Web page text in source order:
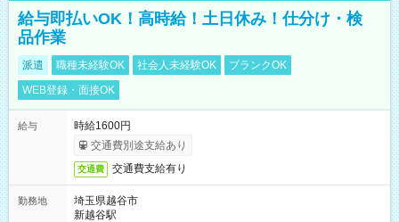
給与即払いOK！高時給！土日休み！仕分け・検
品作業
派遣 職種未経験OK 社会人未経験OK
ブランクOK
WEB登録・面接OK
給与
時給1600円
交通費別途支給あり
交通費 交通費支給有り
勤務地
埼玉県越谷市
新越谷駅